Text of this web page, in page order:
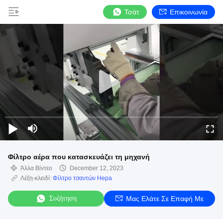
Τσάτ Επικοινωνία
Φίλτρο αέρα που κατασκευάζει τη μηχανή
Άλλα Βίντεο
December 12, 2023
Λέξη-κλειδί: Φίλτρο τσαντών Hepa
Συζήτηση Μας Ελάτε Σε Επαφή Με